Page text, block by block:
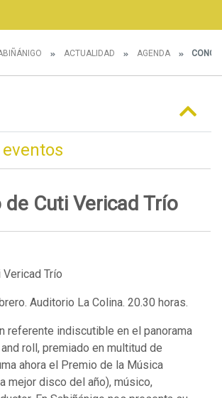
ACTUALIDAD AGENDA
Cuti Vericad Trío
Trío
Auditorio La Colina. 20.30 horas.
referente indiscutible en el panorama
roll, premiado en multitud de
ahora el Premio de la Música
mejor disco del año), músico,